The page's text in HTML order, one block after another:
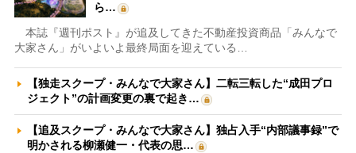
ら…
本誌『週刊ポスト』が追及してきた不動産投資商品「みんなで
大家さん」がいよいよ最終局面を迎えている…
【独走スクープ・みんなで大家さん】二転三転した“成田プロ
ジェクト”の計画変更の裏で起き…
【追及スクープ・みんなで大家さん】独占入手“内部議事録”で
明かされる柳瀬健一・代表の思…